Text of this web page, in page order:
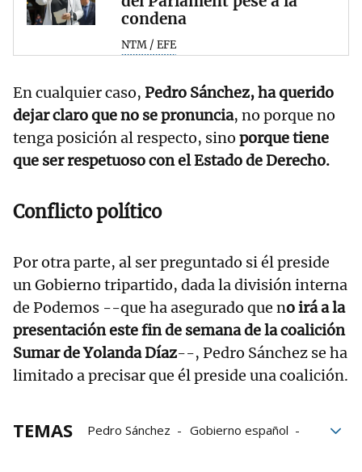
condena
NTM / EFE
En cualquier caso, Pedro Sánchez, ha querido
dejar claro que no se pronuncia, no porque no
tenga posición al respecto, sino porque tiene
que ser respetuoso con el Estado de Derecho.
Conflicto político
Por otra parte, al ser preguntado si él preside
un Gobierno tripartido, dada la división interna
de Podemos --que ha asegurado que no irá a la
presentación este fin de semana de la coalición
Sumar de Yolanda Díaz--, Pedro Sánchez se ha
limitado a precisar que él preside una coalición.
TEMAS Pedro Sánchez
Gobierno español